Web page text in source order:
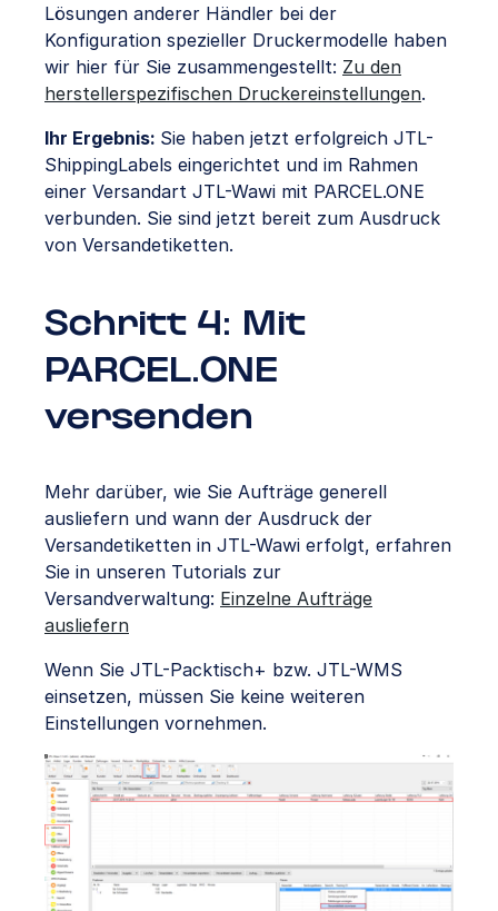
Lösungen anderer Händler bei der
Konfiguration spezieller Druckermodelle haben
wir hier für Sie zusammengestellt: Zu den
herstellerspezifischen Druckereinstellungen.
Ihr Ergebnis: Sie haben jetzt erfolgreich JTL-
ShippingLabels eingerichtet und im Rahmen
einer Versandart JTL-Wawi mit PARCEL.ONE
verbunden. Sie sind jetzt bereit zum Ausdruck
von Versandetiketten.
Schritt 4: Mit
PARCEL.ONE
versenden
Mehr darüber, wie Sie Aufträge generell
ausliefern und wann der Ausdruck der
Versandetiketten in JTL-Wawi erfolgt, erfahren
Sie in unseren Tutorials zur
Versandverwaltung: Einzelne Aufträge
ausliefern
Wenn Sie JTL-Packtisch+ bzw. JTL-WMS
einsetzen, müssen Sie keine weiteren
Einstellungen vornehmen.